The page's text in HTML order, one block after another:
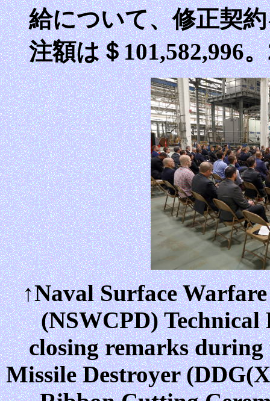
給について、修正契
注額は＄101,582,996
↑Naval Surface
(NSWCPD)
closing remarks
Missile Destroyer